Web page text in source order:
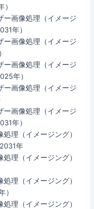
ー画像処理（イメージ
年）
ー画像処理（イメージ
ー画像処理（イメージ
年）
ー画像処理（イメージ
ー画像処理（イメージ
年）
理（イメージング）
年
理（イメージング）
理（イメージング）
）
理（イメージング）